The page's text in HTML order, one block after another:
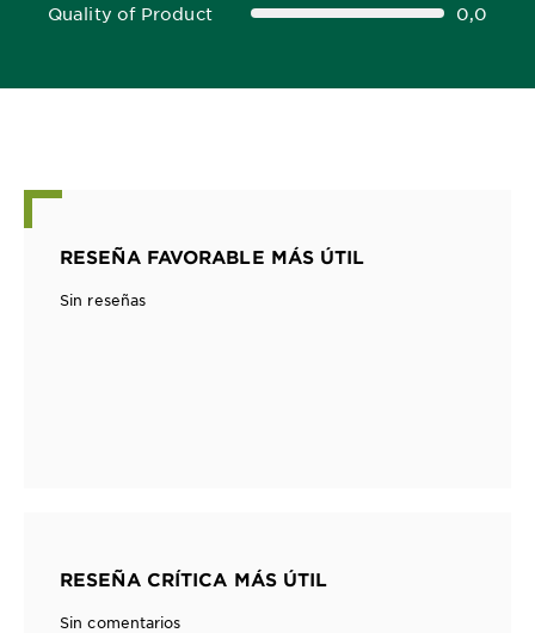
Quality of Product
0,0 out of 5 stars 0,0
RESEÑA FAVORABLE MÁS ÚTIL
Sin reseñas
RESEÑA CRÍTICA MÁS ÚTIL
Sin comentarios